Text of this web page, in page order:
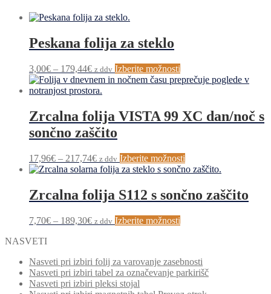
Peskana folija za steklo
3,00€ – 179,44€Cenovni
razpon:
od
do
179,44€
z ddv Izberite možnosti
izdelek
različic.
Možnosti
na
strani
izdelka
Zrcalna folija VISTA 99 XC dan/noč s
sončno zaščito
17,96€ – 217,74€Cenovni
razpon:
17,96€
do
z ddv Izberite možnosti
izdelek
več
različic.
izdelka
Zrcalna folija S112 s sončno zaščito
7,70€ – 189,30€Cenovni
do
189,30€
z ddv Izberite možnosti
različic.
Možnosti
NASVETI
Nasveti pri izbiri folij za varovanje zasebnosti
Nasveti pri izbiri tabel za označevanje parkirišč
Nasveti pri izbiri pleksi stojal